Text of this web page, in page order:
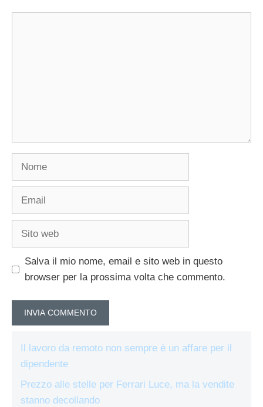
Nome
Email
Sito
Salva il mio nome, email e sito web in questo
browser per la prossima volta che commento.
Il lavoro da remoto non sempre è un affare per il
dipendente
Prezzo alle stelle per Ferrari Luce, ma la vendite
stanno decollando